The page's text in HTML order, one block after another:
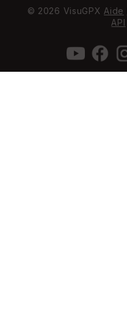
© 2026 VisuGPX Aide
API